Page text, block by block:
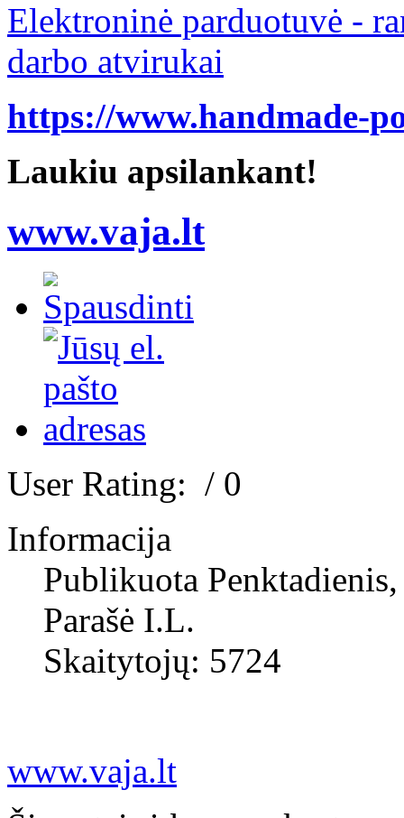
Elektroninė parduotuvė -
darbo atvirukai
https://www.handmade-
Laukiu apsilankant!
www.vaja.lt
User Rating: / 0
Informacija
Publikuota
Parašė I.L.
Skaitytojų: 5724
www.vaja.lt